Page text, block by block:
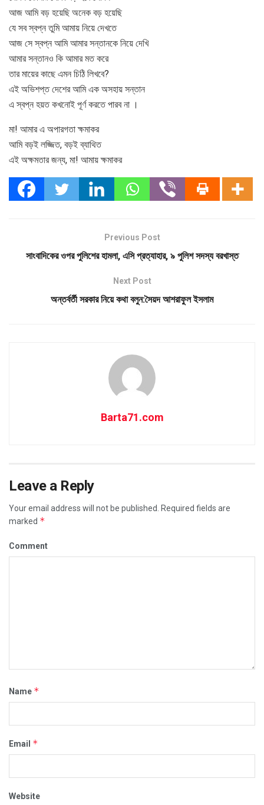
আজ আমি বড় হয়েছি অনেক বড় হয়েছি
যে সব স্বপ্ন তুমি আমায় নিয়ে দেখতে
আজ সে স্বপ্ন আমি আমার সন্তানকে নিয়ে দেখি
আমার সন্তানও কি আমার মত করে
তার মায়ের কাছে এমন চিঠি লিখবে?
এই অভিশপ্ত দেশের আমি এক অসহায় সন্তান
এ স্বপ্ন হয়ত কখনোই পূর্ণ করতে পারব না ।
মা! আমার এ অপারগতা ক্ষমাকর
আমি বড়ই লজ্জিত, বড়ই ব্যাথিত
এই অক্ষমতার জন্য, মা! আমায় ক্ষমাকর
Previous Post
সাংবাদিকের ওপর পুলিশের হামলা, এসি প্রত্যাহার, ৯ পুলিশ সদস্য বরখাস্ত
Next Post
অন্তর্বর্তী সরকার নিয়ে কথা বলুন:সৈয়দ আশরাফুল ইসলাম
Barta71.com
Leave a Reply
Your email address will not be published.
Required fields are
marked *
Comment
Name *
Email *
Website